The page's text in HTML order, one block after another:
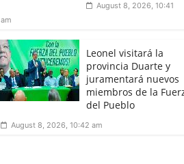
August 8, 2026, 10:41
am
Leonel visitará la
provincia Duarte y
juramentará nuevos
miembros de la
del Pueblo
August 8, 2026, 10:42 am